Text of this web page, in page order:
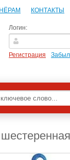
КОНТАКТЫ
Логин:
Регистрация